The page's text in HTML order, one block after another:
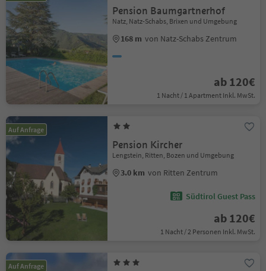
Pension Baumgartnerhof
Natz, Natz-Schabs, Brixen und Umgebung
168 m von Natz-Schabs Zentrum
ab 120€
1 Nacht / 1 Apartment Inkl. MwSt.
Auf Anfrage
Pension Kircher
Lengstein, Ritten, Bozen und Umgebung
3.0 km von Ritten Zentrum
Südtirol Guest Pass
ab 120€
1 Nacht / 2 Personen Inkl. MwSt.
Auf Anfrage